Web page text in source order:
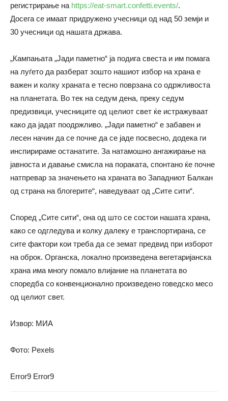
регистрирање на https://eat-smart.confetti.events/.
Досега се имаат придружено учесници од над 50 земји и
30 учесници од нашата држава.
„Кампањата „Јади паметно“ ја подига свеста и им помага
на луѓето да разберат зошто нашиот избор на храна е
важен и колку храната е тесно поврзана со одржливоста
на планетата. Во тек на седум дена, преку седум
предизвици, учесниците од целиот свет ќе истражуваат
како да јадат поодржливо. „Јади паметно“ е забавен и
лесен начин да се почне да се јаде посвесно, додека ги
инспирираме останатите. За натамошно ангажирање на
јавноста и давање смисла на пораката, спонтано ќе почне
натпревар за значењето на храната во Западниот Балкан
од страна на блогерите“, наведуваат од „Сите сити“.
Според „Сите сити“, она од што се состои нашата храна,
како се одгледува и колку далеку е транспортирана, се
сите фактори кои треба да се земат предвид при изборот
на оброк. Органска, локално произведена вегетаријанска
храна има многу помало влијание на планетата во
споредба со конвенционално произведено говедско месо
од целиот свет.
Извор: МИА
Фото: Pexels
Error9 Error9